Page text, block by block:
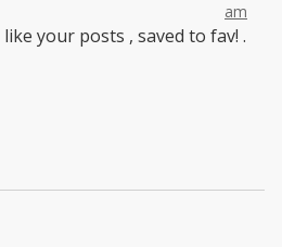
am
your posts , saved to fav! .